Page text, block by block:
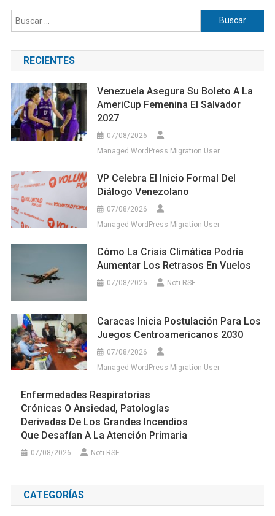
Buscar:
RECIENTES
Venezuela Asegura Su Boleto A La
AmeriCup Femenina El Salvador
2027
07/08/2026
Managed WordPress Migration User
VP Celebra El Inicio Formal Del
Diálogo Venezolano
07/08/2026
Managed WordPress Migration User
Cómo La Crisis Climática Podría
Aumentar Los Retrasos En Vuelos
07/08/2026 Noti-RSE
Caracas Inicia Postulación Para Los
Juegos Centroamericanos 2030
07/08/2026
Managed WordPress Migration User
Enfermedades Respiratorias
Crónicas O Ansiedad, Patologías
Derivadas De Los Grandes Incendios
Que Desafían A La Atención Primaria
07/08/2026 Noti-RSE
CATEGORÍAS